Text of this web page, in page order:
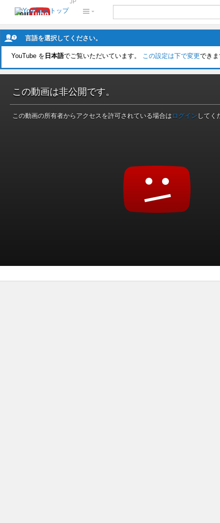
JP
言語を選択してください。
YouTube を 日本語でご覧いただいています。 この設定は下で変更でき
この動画は非公開です。
この動画の所有者からアクセスを許可されている場合は ログイン してく